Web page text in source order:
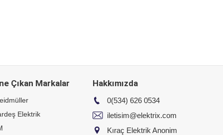
Çıkan Markalar
Elektrik
Hakkımızda
0(534) 626 0534
iletisim@elektrix.com
Kıraç Elektrik Anonim